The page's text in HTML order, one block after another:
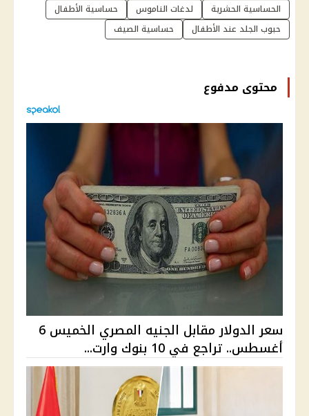
الحساسية الحشرية لدغات الناموس
حساسية الأطفال
حبوب الجلد عند الأطفال
حساسية الصيف
محتوى مدفوع
سعر الدولار مقابل الجنيه المصري الخميس 6
أغسطس.. تراجع في 10 بنوك وارت...